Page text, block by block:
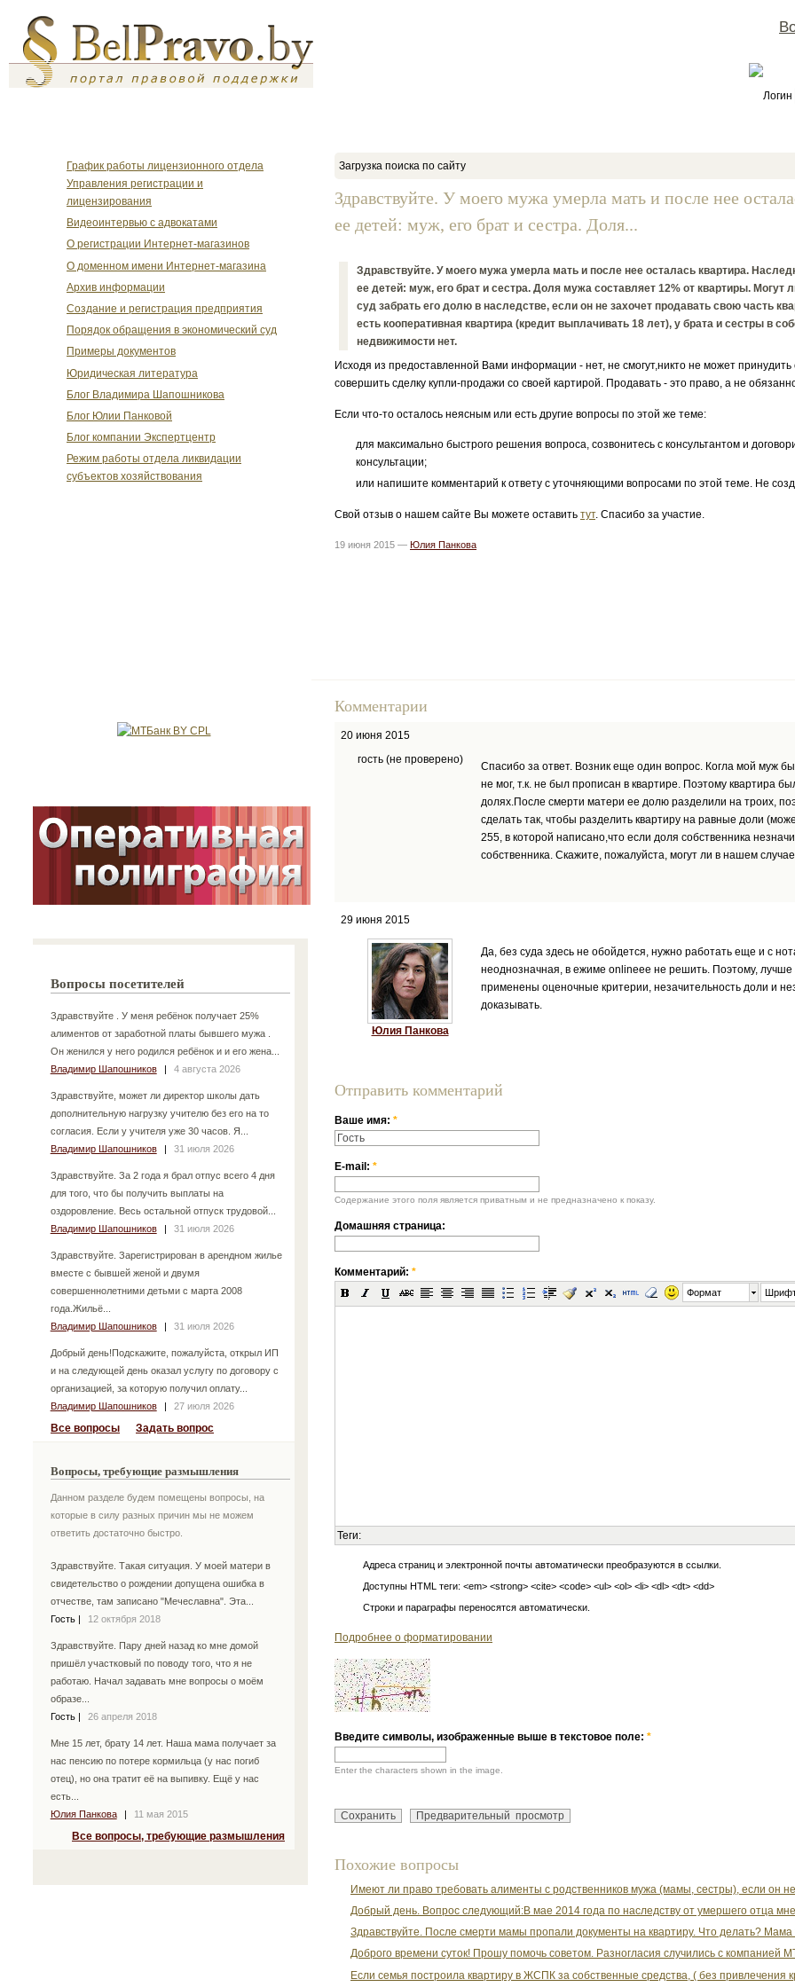
Логин
График работы лицензионного отдела
Управления регистрации и
лицензирования
Видеоинтервью с адвокатами
О регистрации Интернет-магазинов
О доменном имени Интернет-магазина
Архив информации
Создание и регистрация предприятия
Порядок обращения в экономический суд
Примеры документов
Юридическая литература
Блог Владимира Шапошникова
Блог Юлии Панковой
Блог компании Экспертцентр
Режим работы отдела ликвидации
субъектов хозяйствования
Вопросы посетителей
Здравствуйте . У меня ребёнок получает 25%
алиментов от заработной платы бывшего мужа .
Он женился у него родился ребёнок и и его жена...
Владимир Шапошников
| 4 августа 2026
Здравствуйте, может ли директор школы дать
дополнительную нагрузку учителю без его на то
согласия. Если у учителя уже 30 часов. Я...
Владимир Шапошников
| 31 июля 2026
Здравствуйте. За 2 года я брал отпус всего 4 дня
для того, что бы получить выплаты на
оздоровление. Весь остальной отпуск трудовой...
Владимир Шапошников
| 31 июля 2026
Здравствуйте. Зарегистрирован в арендном жилье
вместе с бывшей женой и двумя
совершеннолетними детьми с марта 2008
года.Жильё...
Владимир Шапошников
| 31 июля 2026
Добрый день!Подскажите, пожалуйста, открыл ИП
и на следующей день оказал услугу по договору с
организацией, за которую получил оплату...
Владимир Шапошников
| 27 июля 2026
Все вопросы Задать вопрос
Вопросы, требующие размышления
Данном разделе будем помещены вопросы, на
которые в силу разных причин мы не можем
ответить достаточно быстро.
Здравствуйте. Такая ситуация. У моей матери в
свидетельство о рождении допущена ошибка в
отчестве, там записано "Мечеславна". Эта...
Гость
12 октября 2018
Здравствуйте. Пару дней назад ко мне домой
пришёл участковый по поводу того, что я не
работаю. Начал задавать мне вопросы о моём
образе...
Гость
26 апреля 2018
Мне 15 лет, брату 14 лет. Наша мама получает за
нас пенсию по потере кормильца (у нас погиб
отец), но она тратит её на выпивку. Ещё у нас
есть...
Юлия Панкова
11 мая 2015
Все вопросы, требующие размышления
Загрузка поиска по сайту
Здравствуйте. У моего мужа умерла мать и после нее
ее детей: муж, его брат и сестра. Доля...
Здравствуйте. У моего мужа умерла мать и после нее осталась квартира.
ее детей: муж, его брат и сестра. Доля мужа составляет 12% от квартиры. Могут
суд забрать его долю в наследстве, если он не захочет продавать свою часть
есть кооперативная квартира (кредит выплачивать 18 лет), у брата и сестры в
недвижимости нет.
Исходя из предоставленной Вами информации - нет, не смогут,никто не может принудить
совершить сделку купли-продажи со своей картирой. Продавать - это право, а не
Если что-то осталось неясным или есть другие вопросы по этой же теме:
для максимально быстрого решения вопроса, созвонитесь с консультантом и
консультации;
или напишите комментарий к ответу с уточняющими вопросами по этой теме. Не
Свой отзыв о нашем сайте Вы можете оставить тут. Спасибо за участие.
19 июня 2015 — Юлия Панкова
Комментарии
20 июня 2015
гость (не проверено)
Спасибо за ответ. Возник еще один вопрос. Когла мой муж
не мог, т.к. не был прописан в квартире. Поэтому квартира
долях.После смерти матери ее долю разделили на троих,
сделать так, чтобы разделить квартиру на равные доли
255, в которой написано,что если доля собственника
собственника. Скажите, пожалуйста, могут ли в нашем
29 июня 2015
Юлия Панкова
Да, без суда здесь не обойдется, нужно работать еще и с
неоднозначная, в ежиме onlineее не решить. Поэтому, лучше
применены оценочные критерии, незачительность доли и
доказывать.
Отправить комментарий
Ваше имя: *
E-mail: *
Содержание этого поля является приватным и не предназначено к показу.
Домашняя страница:
Комментарий: *
Формат
Теги:
Адреса страниц и электронной почты автоматически преобразуются в ссылки.
Доступны HTML теги: <em> <strong> <cite> <code> <ul> <ol> <li> <dl> <dt> <dd>
Строки и параграфы переносятся автоматически.
Подробнее о форматировании
Введите символы, изображенные выше в текстовое поле: *
Enter the characters shown in the image.
Похожие вопросы
Имеют ли право требовать алименты с родственников мужа (мамы, сестры), если он
Добрый день. Вопрос следующий:В мае 2014 года по наследству от умершего отца
Здравствуйте. После смерти мамы пропали документы на квартиру. Что делать? Мама
Доброго времени суток! Прошу помочь советом. Разногласия случились с
Если семья построила квартиру в ЖСПК за собственные средства, ( без привлечения